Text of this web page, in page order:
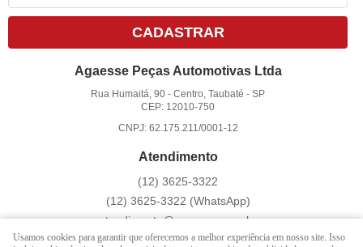
CADASTRAR
Agaesse Peças Automotivas Ltda
Rua Humaitá, 90 -Centro, Taubaté -SP
CEP: 12010-750
CNPJ: 62.175.211/0001-12
Atendimento
(12) 3625-3322
(12) 3625-3322 (WhatsApp)
atendimento@agaesse.com.br
Usamos cookies para garantir que oferecemos a melhor experiência em nosso site. Isso